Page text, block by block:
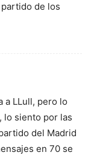
de los
a LLull, pero lo
lo siento por las
del Madrid
en 70 se